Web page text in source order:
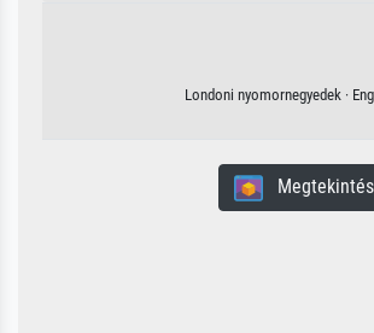
Londoni nyomornegyedek ·